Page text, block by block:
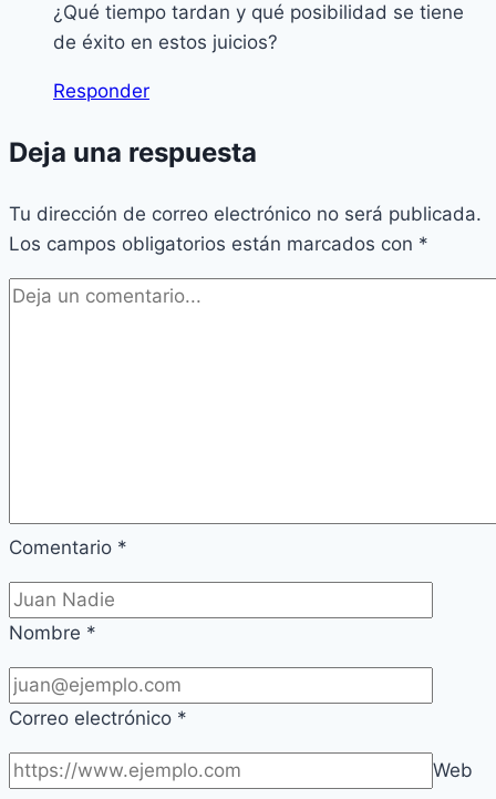
¿Qué tiempo tardan y qué posibilidad se tiene
de éxito en estos juicios?
Responder
Deja una respuesta
Tu dirección de correo electrónico no será publicada.
Los campos obligatorios están marcados con *
Comentario *
Nombre *
Correo electrónico *
Web